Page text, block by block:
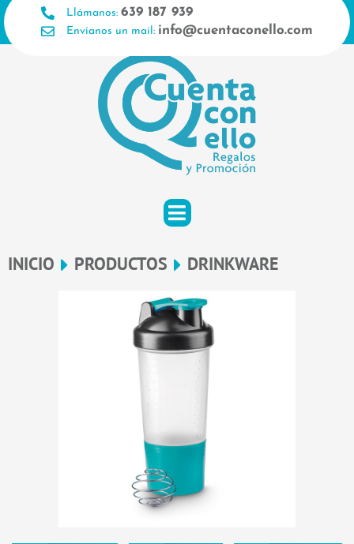
Ir
al
contenido
Llámanos: 639 187 939
Envíanos un mail: info@cuentaconello.com
INICIO PRODUCTOS DRINKWARE